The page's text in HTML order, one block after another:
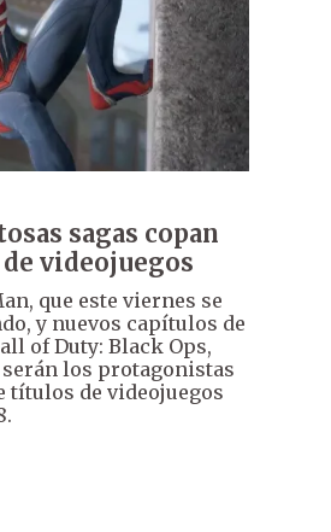
sagas copan
videojuegos
que este viernes se
y nuevos capítulos de
of Duty: Black Ops,
serán los protagonistas
títulos de videojuegos